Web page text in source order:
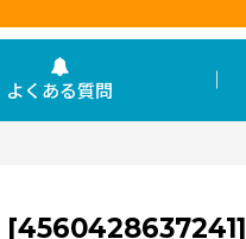
よくある質問
[4560428637241]